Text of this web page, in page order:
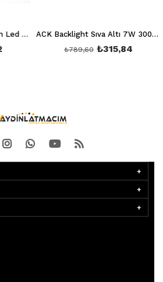
Ct 5286 25W 30X30 Klipin Led Panel Sıva Altı (Beyaz) 6400K ACK Backlight Sıva Altı 7W 3000K AD05-00700
₺315,84
₺789,60